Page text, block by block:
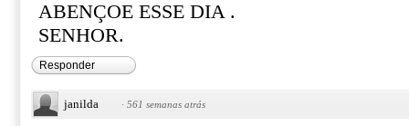
ABENÇOE ESSE DIA .
SENHOR.
Responder
janilda · 561 semanas atrás